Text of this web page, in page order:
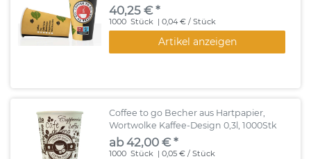
40,25 € *
1000 Stück | 0,04 € / Stück
Artikel anzeigen
Coffee to go Becher aus Hartpapier,
Wortwolke Kaffee-Design 0,3l, 1000Stk
ab 42,00 € *
1000 Stück | 0,05 € / Stück